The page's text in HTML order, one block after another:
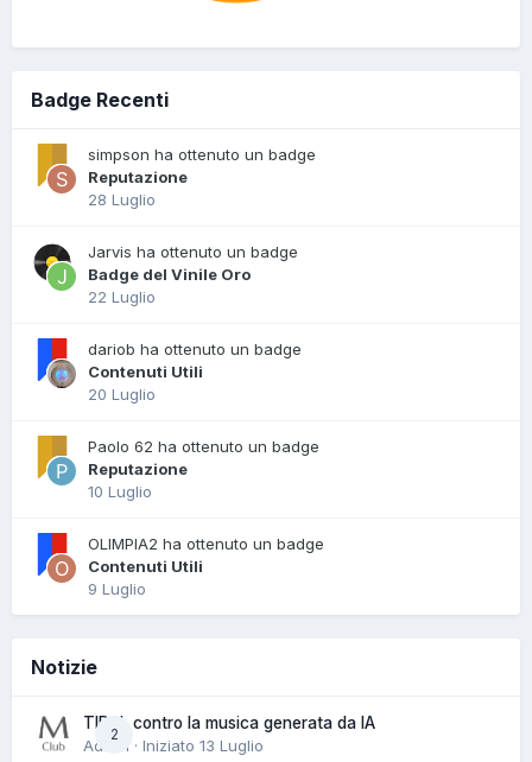
Badge Recenti
simpson ha ottenuto un badge
Reputazione
28 Luglio
Jarvis ha ottenuto un badge
Badge del Vinile Oro
22 Luglio
dariob ha ottenuto un badge
Contenuti Utili
20 Luglio
Paolo 62 ha ottenuto un badge
Reputazione
10 Luglio
OLIMPIA2 ha ottenuto un badge
Contenuti Utili
9 Luglio
Notizie
2
TIDAL contro la musica generata da IA
Admin · Iniziato 13 Luglio